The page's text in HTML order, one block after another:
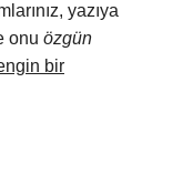
yazıya
onu özgün
bir